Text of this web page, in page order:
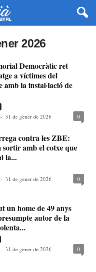
2026
Democràtic ret
a víctimes del
amb la instal·lació de
- 31 de gener de 2026 0
contra les ZBE:
sortir amb el cotxe que
la...
- 31 de gener de 2026 0
un home de 49 anys
autor de la
- 31 de gener de 2026 0